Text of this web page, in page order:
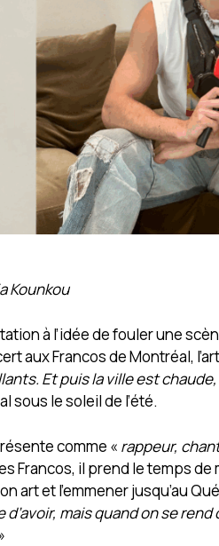
Kounkou
à l’idée de fouler une
aux Francos de Montréal,
Et puis la ville est
sous le soleil de l’été.
comme « rappeur,
Francos, il prend le temps
art et l’emmener jusqu’au
d’avoir, mais quand on se